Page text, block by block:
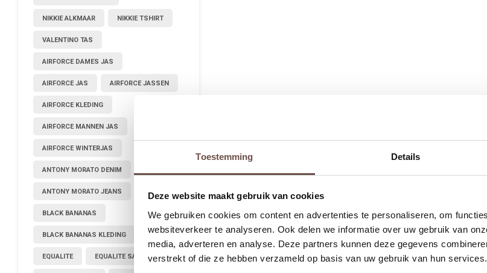
Toestemming Details
Deze website maakt gebruik van cookies
We gebruiken cookies om content en advertenties te personaliseren, om
websiteverkeer te analyseren. Ook delen we informatie over uw gebruik van
media, adverteren en analyse. Deze partners kunnen deze gegevens
verstrekt of die ze hebben verzameld op basis van uw gebruik van hun services.
NIKKIE ALKMAAR NIKKIE TSHIRT
VALENTINO TAS
AIRFORCE DAMES JAS
AIRFORCE JAS AIRFORCE JASSEN
AIRFORCE KLEDING
AIRFORCE MANNEN JAS
AIRFORCE WINTERJAS
ANTONY MORATO DENIM
ANTONY MORATO JEANS
BLACK BANANAS
BLACK BANANAS KLEDING
EQUALITE EQUALITE SALE